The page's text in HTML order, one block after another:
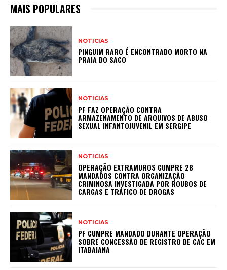
MAIS POPULARES
NOTICIAS
PINGUIM RARO É ENCONTRADO MORTO NA
PRAIA DO SACO
NOTICIAS
PF FAZ OPERAÇÃO CONTRA
ARMAZENAMENTO DE ARQUIVOS DE ABUSO
SEXUAL INFANTOJUVENIL EM SERGIPE
NOTICIAS
OPERAÇÃO EXTRAMUROS CUMPRE 28
MANDADOS CONTRA ORGANIZAÇÃO
CRIMINOSA INVESTIGADA POR ROUBOS DE
CARGAS E TRÁFICO DE DROGAS
NOTICIAS
PF CUMPRE MANDADO DURANTE OPERAÇÃO
SOBRE CONCESSÃO DE REGISTRO DE CAC EM
ITABAIANA